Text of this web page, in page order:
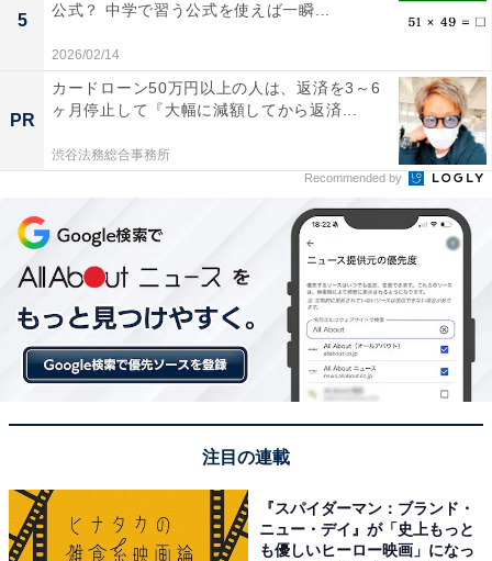
5
公式？ 中学で習う公式を使えば一瞬...
2026/02/14
PR
カードローン50万円以上の人は、返済を3～6
ヶ月停止して『大幅に減額してから返済...
渋谷法務総合事務所
Recommended by
注目の連載
『スパイダーマン：ブランド・
ニュー・デイ』が「史上もっと
も優しいヒーロー映画」になっ